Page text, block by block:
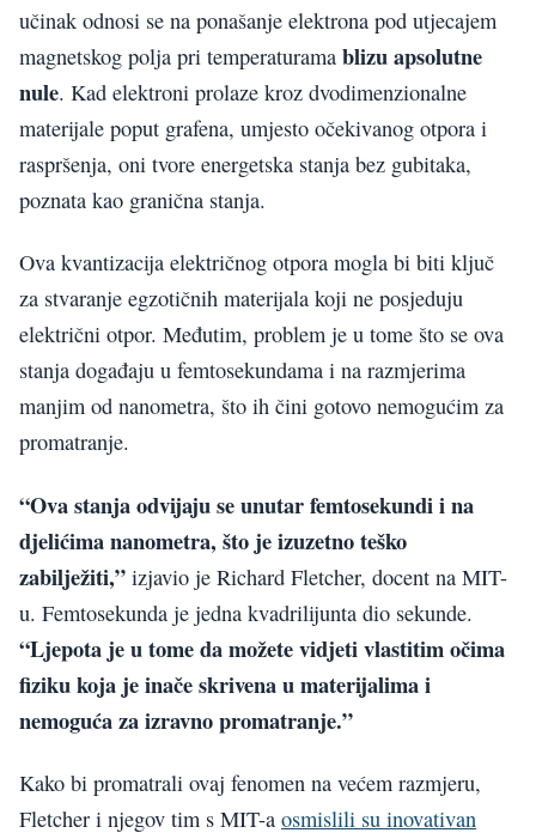
učinak odnosi se na ponašanje elektrona pod utjecajem
magnetskog polja pri temperaturama blizu apsolutne
nule. Kad elektroni prolaze kroz dvodimenzionalne
materijale poput grafena, umjesto očekivanog otpora i
raspršenja, oni tvore energetska stanja bez gubitaka,
poznata kao granična stanja.
Ova kvantizacija električnog otpora mogla bi biti ključ
za stvaranje egzotičnih materijala koji ne posjeduju
električni otpor. Međutim, problem je u tome što se ova
stanja događaju u femtosekundama i na razmjerima
manjim od nanometra, što ih čini gotovo nemogućim za
promatranje.
“Ova stanja odvijaju se unutar femtosekundi i na
djelićima nanometra, što je izuzetno teško
zabilježiti,” izjavio je Richard Fletcher, docent na MIT-
u. Femtosekunda je jedna kvadrilijunta dio sekunde.
“Ljepota je u tome da možete vidjeti vlastitim očima
fiziku koja je inače skrivena u materijalima i
nemoguća za izravno promatranje.”
Kako bi promatrali ovaj fenomen na većem razmjeru,
Fletcher i njegov tim s MIT-a osmislili su inovativan